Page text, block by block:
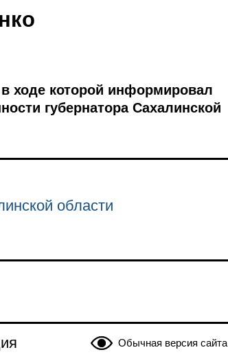
ходе которой информировал
губернатора Сахалинской
области
Обычная версия сайта